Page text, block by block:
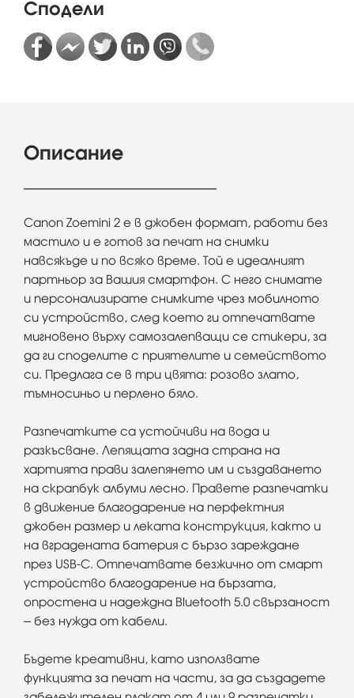
Сподели
Описание
Canon Zoemini 2 е в джобен формат, работи без
мастило и е готов за печат на снимки
навсякъде и по всяко време. Той е идеалният
партньор за Вашия смартфон. С него снимате
и персонализирате снимките чрез мобилното
си устройство, след което ги отпечатвате
мигновено върху самозалепващи се стикери, за
да ги споделите с приятелите и семейството
си. Предлага се в три цвята: розово злато,
тъмносиньо и перлено бяло.
Разпечатките са устойчиви на вода и
разкъсване. Лепящата задна страна на
хартията прави залепянето им и създаването
на скрапбук албуми лесно. Правете разпечатки
в движение благодарение на перфектния
джобен размер и леката конструкция, както и
на вградената батерия с бързо зареждане
през USB-C. Отпечатвате безжично от смарт
устройство благодарение на бързата,
опростена и надеждна Bluetooth 5.0 свързаност
– без нужда от кабели.
Бъдете креативни, като използвате
функцията за печат на части, за да създадете